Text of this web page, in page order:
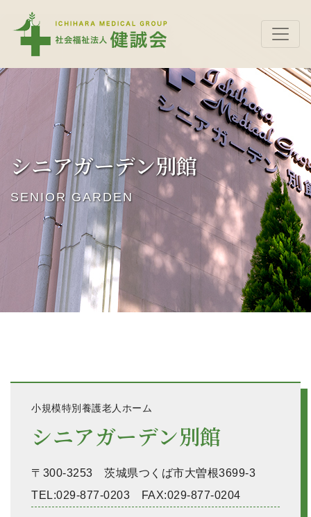
シニアガーデン別館
SENIOR GARDEN
小規模特別養護老人ホーム
シニアガーデン別館
〒300-3253 茨城県つくば市大曽根3699-3
TEL:029-877-0203 FAX:029-877-0204